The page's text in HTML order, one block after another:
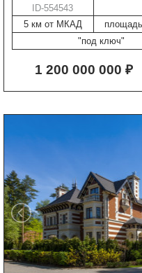
ID-554543
5 км от МКАД
"под ключ"
1 200 000 000 ₽